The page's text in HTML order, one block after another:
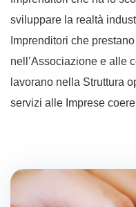
sviluppare la realtà
Imprenditori che
nell’Associazione e alle
lavorano nella Struttura
servizi alle Imprese